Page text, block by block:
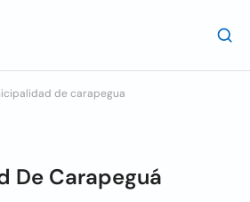
de carapegua
De Carapeguá